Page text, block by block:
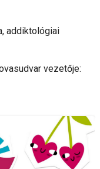
addiktológiai
vezetője: